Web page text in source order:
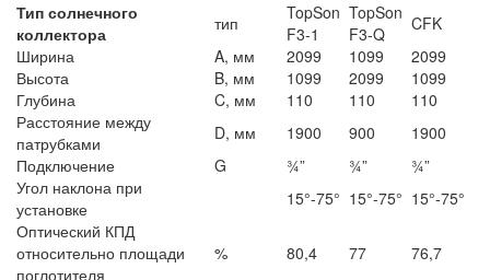
Тип солнечного
коллектора
тип
TopSon
F3-1
TopSon
F3-Q
CFK
Ширина
A, мм 2099 1099
2099
Высота
B, мм 1099 2099
1099
Глубина
C, мм 110 110
110
Расстояние между
патрубками
D, мм 1900 900
1900
Подключение
G ¾” ¾”
¾”
Угол наклона при
установке
15°-75° 15°-75° 15°-75°
Оптический КПД
относительно площади
поглотителя
% 80,4 77
76,7